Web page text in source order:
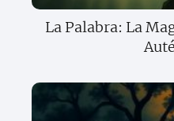
La Palabra: La